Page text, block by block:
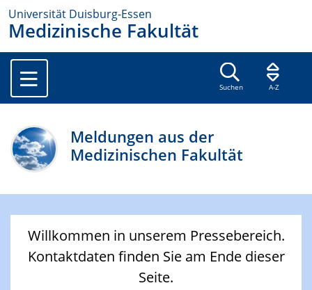
Universität Duisburg-Essen
Medizinische Fakultät
Suchen A-Z
Meldungen aus der
Medizinischen Fakultät
Willkommen in unserem Pressebereich.
Kontaktdaten finden Sie am Ende dieser
Seite.